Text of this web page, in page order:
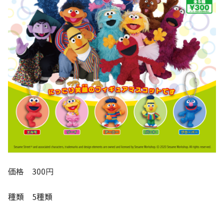
価格 300円
種類 5種類